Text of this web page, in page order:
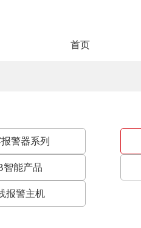
首页
警器系列
智能产品
报警主机